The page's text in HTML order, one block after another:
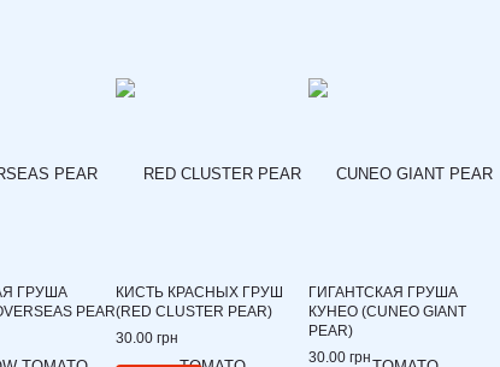
ГРУША
PEAR
КИСТЬ КРАСНЫХ ГРУШ
(RED CLUSTER PEAR)
30.00 грн
ГИГАНТСКАЯ ГРУША
КУНЕО (CUNEO GIANT
PEAR)
30.00 грн